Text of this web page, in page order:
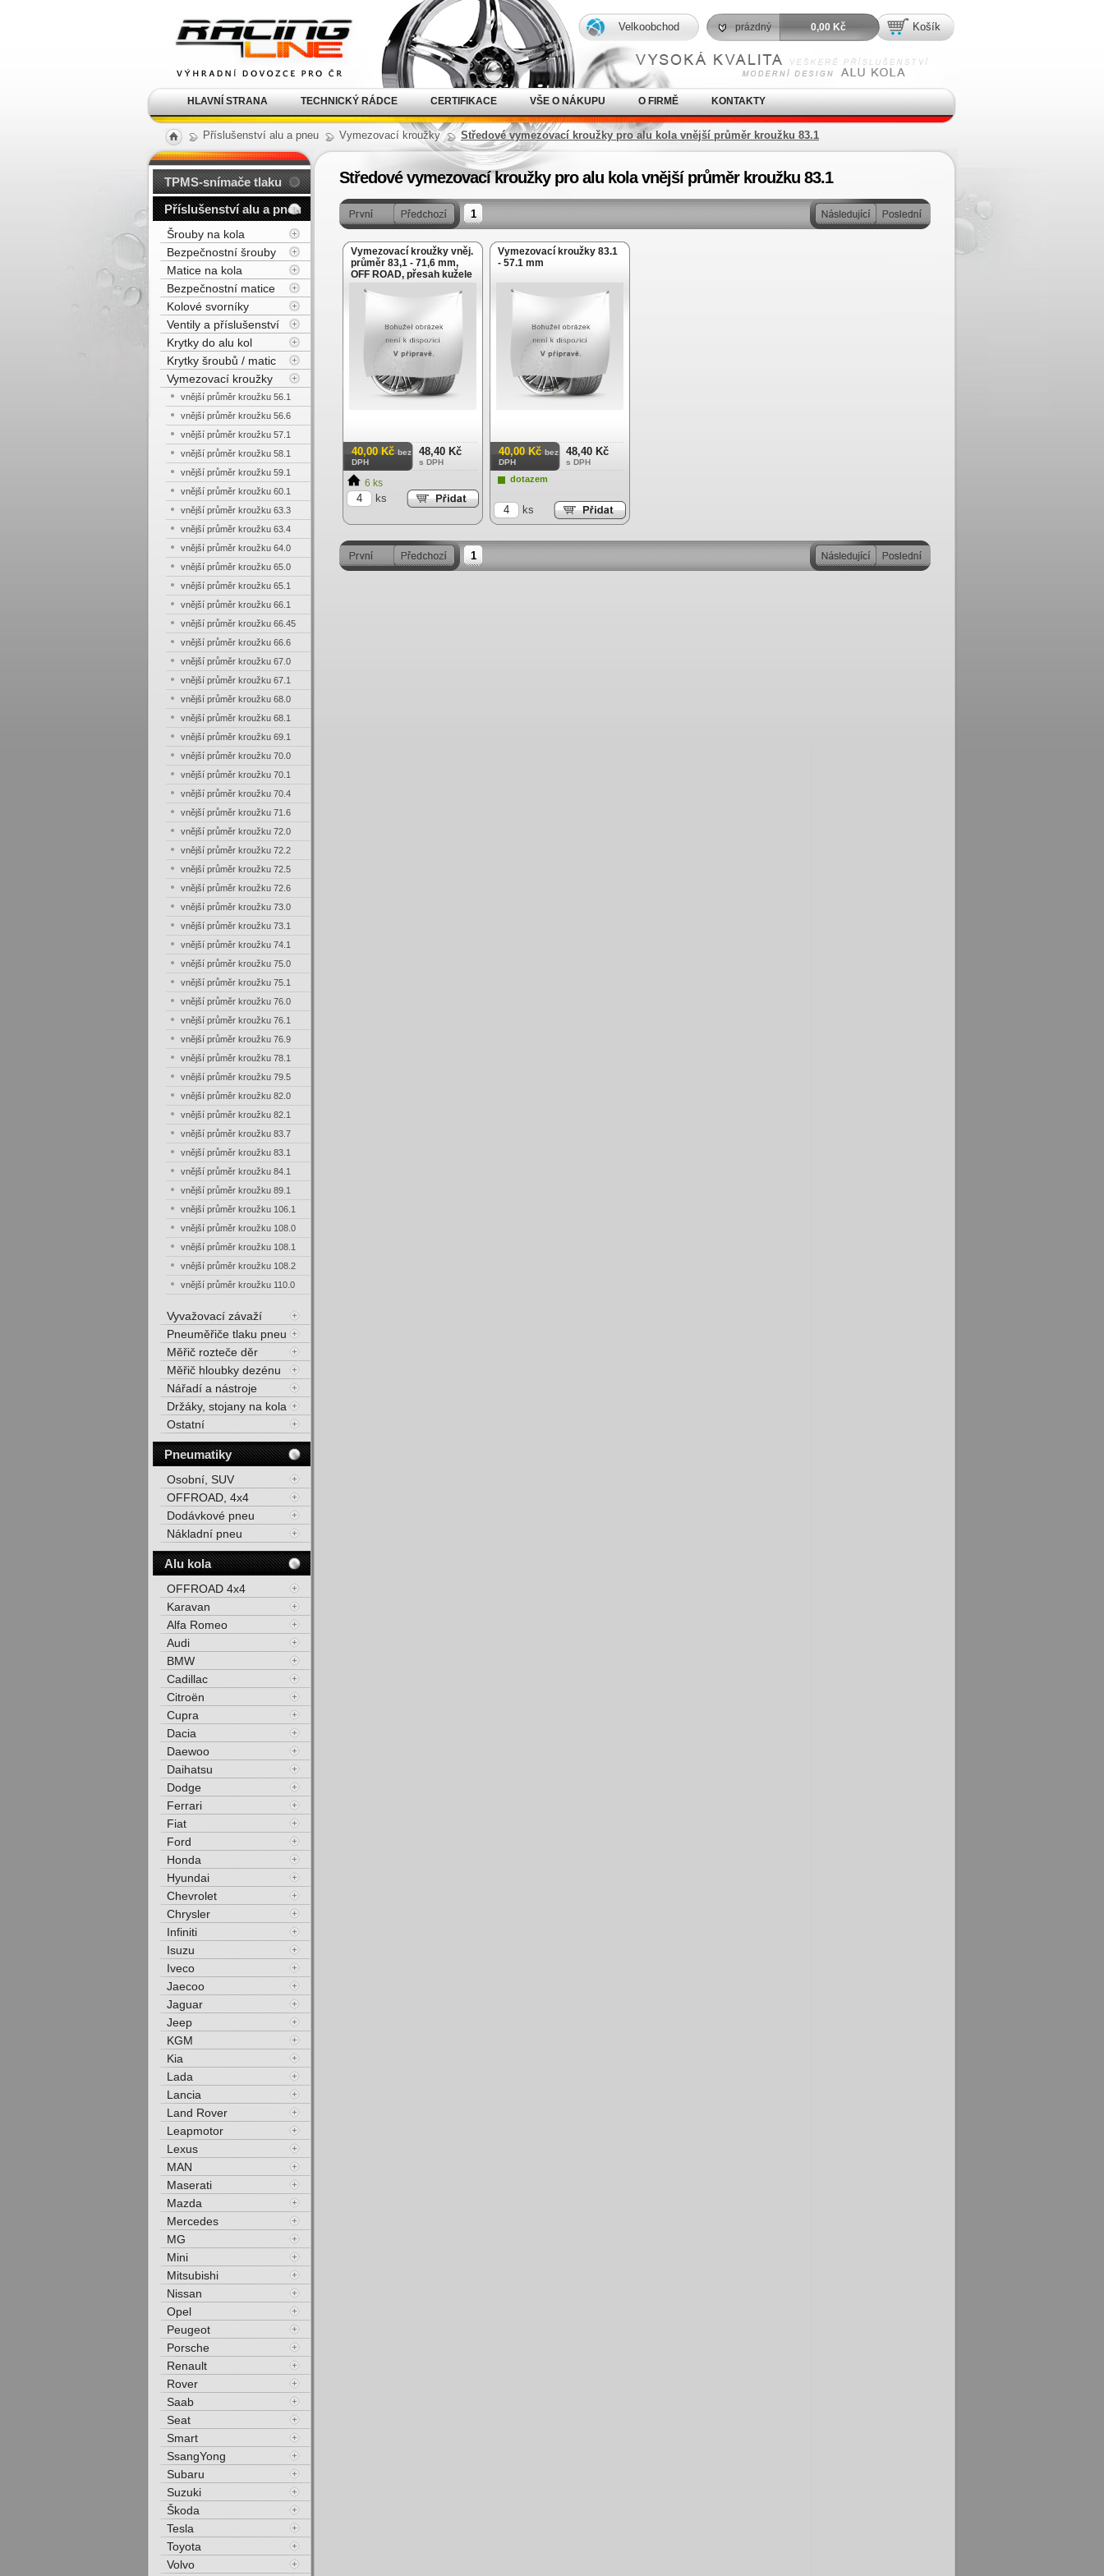
Příslušenství alu a pneu Vymezovací kroužky Středové vymezovací kroužky pro alu kola vnější průměr kroužku 83.1
Středové vymezovací kroužky pro alu kola vnější průměr kroužku 83.1
1
Vymezovací kroužky vněj.
průměr 83,1 - 71,6 mm,
OFF ROAD, přesah kužele
3mm
40,00 Kč bez
DPH
48,40 Kč
s DPH
6 ks
ks
Vymezovací kroužky 83.1
- 57.1 mm
40,00 Kč bez
DPH
48,40 Kč
s DPH
dotazem
ks
1
TPMS-snímače tlaku
Příslušenství alu a pneu
Šrouby na kola
Bezpečnostní šrouby
Matice na kola
Bezpečnostní matice
Kolové svorníky
Ventily a příslušenství
Krytky do alu kol
Krytky šroubů / matic
Vymezovací kroužky
vnější průměr kroužku 56.1
vnější průměr kroužku 56.6
vnější průměr kroužku 57.1
vnější průměr kroužku 58.1
vnější průměr kroužku 59.1
vnější průměr kroužku 60.1
vnější průměr kroužku 63.3
vnější průměr kroužku 63.4
vnější průměr kroužku 64.0
vnější průměr kroužku 65.0
vnější průměr kroužku 65.1
vnější průměr kroužku 66.1
vnější průměr kroužku 66.45
vnější průměr kroužku 66.6
vnější průměr kroužku 67.0
vnější průměr kroužku 67.1
vnější průměr kroužku 68.0
vnější průměr kroužku 68.1
vnější průměr kroužku 69.1
vnější průměr kroužku 70.0
vnější průměr kroužku 70.1
vnější průměr kroužku 70.4
vnější průměr kroužku 71.6
vnější průměr kroužku 72.0
vnější průměr kroužku 72.2
vnější průměr kroužku 72.5
vnější průměr kroužku 72.6
vnější průměr kroužku 73.0
vnější průměr kroužku 73.1
vnější průměr kroužku 74.1
vnější průměr kroužku 75.0
vnější průměr kroužku 75.1
vnější průměr kroužku 76.0
vnější průměr kroužku 76.1
vnější průměr kroužku 76.9
vnější průměr kroužku 78.1
vnější průměr kroužku 79.5
vnější průměr kroužku 82.0
vnější průměr kroužku 82.1
vnější průměr kroužku 83.7
vnější průměr kroužku 83.1
vnější průměr kroužku 84.1
vnější průměr kroužku 89.1
vnější průměr kroužku 106.1
vnější průměr kroužku 108.0
vnější průměr kroužku 108.1
vnější průměr kroužku 108.2
vnější průměr kroužku 110.0
Vyvažovací závaží
Pneuměřiče tlaku pneu
Měřič rozteče děr
Měřič hloubky dezénu
Nářadí a nástroje
Držáky, stojany na kola
Ostatní
Pneumatiky
Osobní, SUV
OFFROAD, 4x4
Dodávkové pneu
Nákladní pneu
Alu kola
OFFROAD 4x4
Karavan
Alfa Romeo
Audi
BMW
Cadillac
Citroën
Cupra
Dacia
Daewoo
Daihatsu
Dodge
Ferrari
Fiat
Ford
Honda
Hyundai
Chevrolet
Chrysler
Infiniti
Isuzu
Iveco
Jaecoo
Jaguar
Jeep
KGM
Kia
Lada
Lancia
Land Rover
Leapmotor
Lexus
MAN
Maserati
Mazda
Mercedes
MG
Mini
Mitsubishi
Nissan
Opel
Peugeot
Porsche
Renault
Rover
Saab
Seat
Smart
SsangYong
Subaru
Suzuki
Škoda
Tesla
Toyota
Volvo
kola Racing Line
HLAVNÍ STRANA TECHNICKÝ RÁDCE CERTIFIKACE VŠE O NÁKUPU O FIRMĚ KONTAKTY
Košík
prázdný 0,00 Kč
Velkoobchod